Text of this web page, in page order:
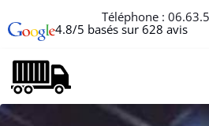
Téléphone :
4.8/5 basés sur 628 avis